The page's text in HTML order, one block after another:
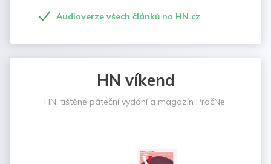
Audioverze všech článků na HN.cz
HN víkend
HN, tištěné páteční vydání a magazín PročNe.